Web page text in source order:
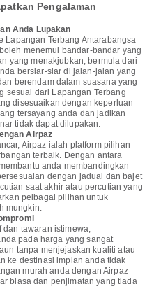
Pengalaman
Anda Lupakan
Lapangan Terbang Antarabangsa
menemui bandar-bandar yang
yang menakjubkan, bermula dari
bersiar-siar di jalan-jalan yang
berendam dalam suasana yang
sesuai dari Lapangan Terbang
disesuaikan dengan keperluan
tersayang anda dan jadikan
tidak dapat dilupakan.
Airpaz
Airpaz ialah platform pilihan
terbaik. Dengan antara
anda membandingkan
dengan jadual dan bajet
saat akhir atau percutian yang
pelbagai pilihan untuk
mungkin.
dan tawaran istimewa,
pada harga yang sangat
tanpa menjejaskan kualiti atau
ke destinasi impian anda tidak
murah anda dengan Airpaz
biasa dan penjimatan yang tiada